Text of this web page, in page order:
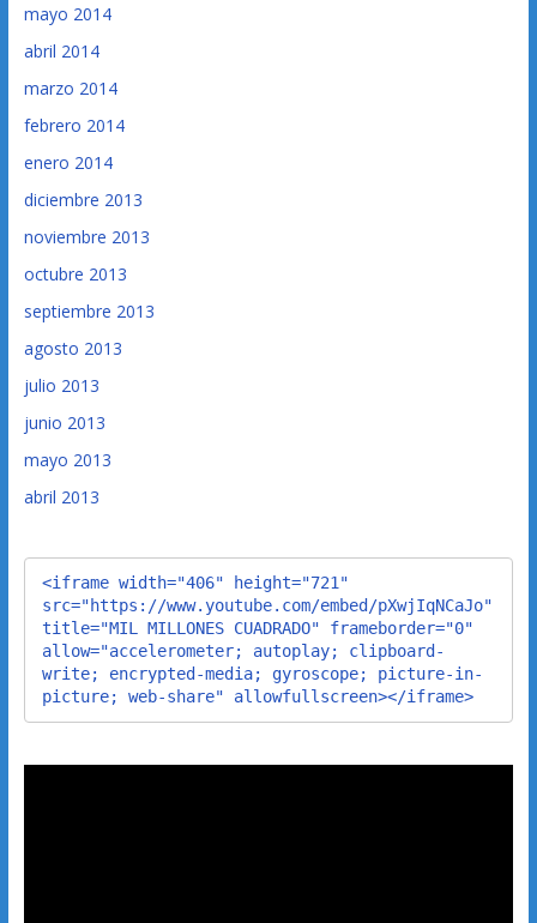
mayo 2014
abril 2014
marzo 2014
febrero 2014
enero 2014
diciembre 2013
noviembre 2013
octubre 2013
septiembre 2013
agosto 2013
julio 2013
junio 2013
mayo 2013
abril 2013
<iframe width="406" height="721"
src="https://www.youtube.com/embed/pXwjIqNCaJo"
title="MIL MILLONES CUADRADO" frameborder="0"
allow="accelerometer; autoplay; clipboard-
write; encrypted-media; gyroscope; picture-in-
picture; web-share" allowfullscreen></iframe>